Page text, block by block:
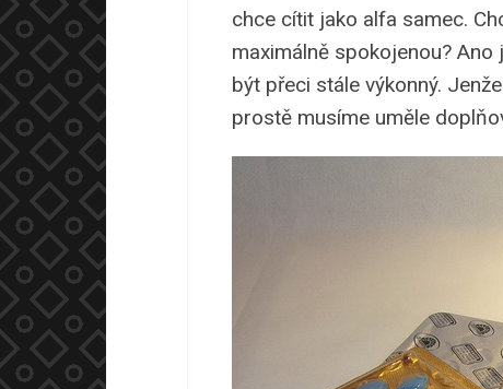
chce cítit jako alfa samec.
maximálně spokojenou?
být přeci stále výkonný.
prostě musíme uměle